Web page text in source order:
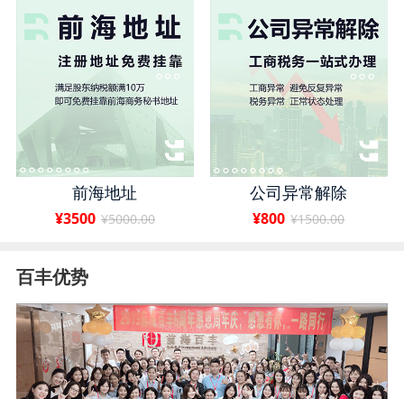
前海地址
¥3500 ¥5000.00
公司异常解除
¥800 ¥1500.00
百丰优势